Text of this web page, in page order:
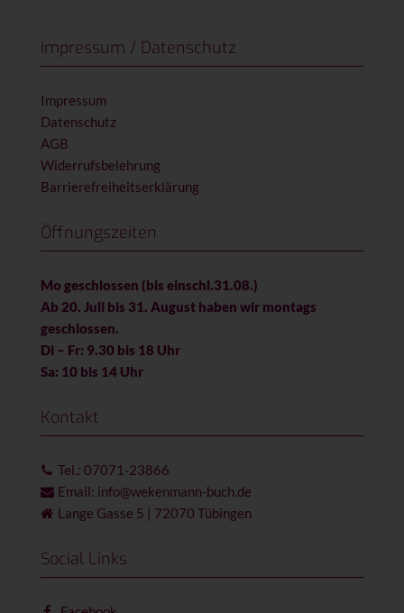
Impressum / Datenschutz
Impressum
Datenschutz
AGB
Widerrufsbelehrung
Barrierefreiheitserklärung
Öffnungszeiten
Mo geschlossen (bis einschl.31.08.)
Ab 20. Juli bis 31. August haben wir montags
geschlossen.
Di – Fr: 9.30 bis 18 Uhr
Sa: 10 bis 14 Uhr
Kontakt
Tel.: 07071-23866
Email: info@wekenmann-buch.de
Lange Gasse 5 | 72070 Tübingen
Social Links